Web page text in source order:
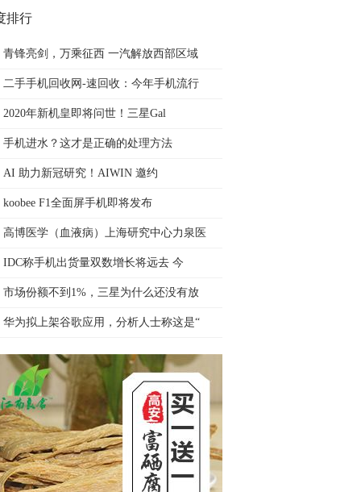
排行
青锋亮剑，万乘征西 一汽解放西部区域
二手手机回收网-速回收：今年手机流行
2020年新机皇即将问世！三星Gal
手机进水？这才是正确的处理方法
AI 助力新冠研究！AIWIN 邀约
koobee F1全面屏手机即将发布
高博医学（血液病）上海研究中心力泉医
IDC称手机出货量双数增长将远去 今
市场份额不到1%，三星为什么还没有放
华为拟上架谷歌应用，分析人士称这是“